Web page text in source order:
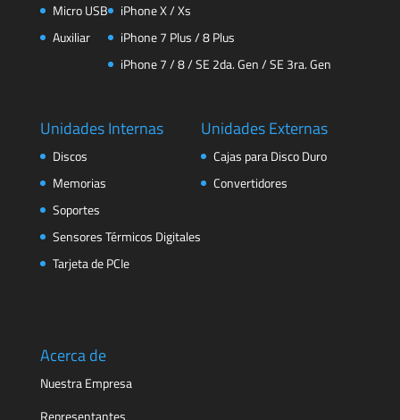
Micro USB
Auxiliar
iPhone X / Xs
iPhone 7 Plus / 8 Plus
iPhone 7 / 8 / SE 2da. Gen / SE 3ra. Gen
Unidades Internas
Discos
Memorias
Soportes
Sensores Térmicos Digitales
Tarjeta de PCIe
Unidades Externas
Cajas para Disco Duro
Convertidores
Acerca de
Nuestra Empresa
Representantes